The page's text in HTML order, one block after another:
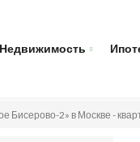
Недвижимость
Бисерово-2» в Москве -